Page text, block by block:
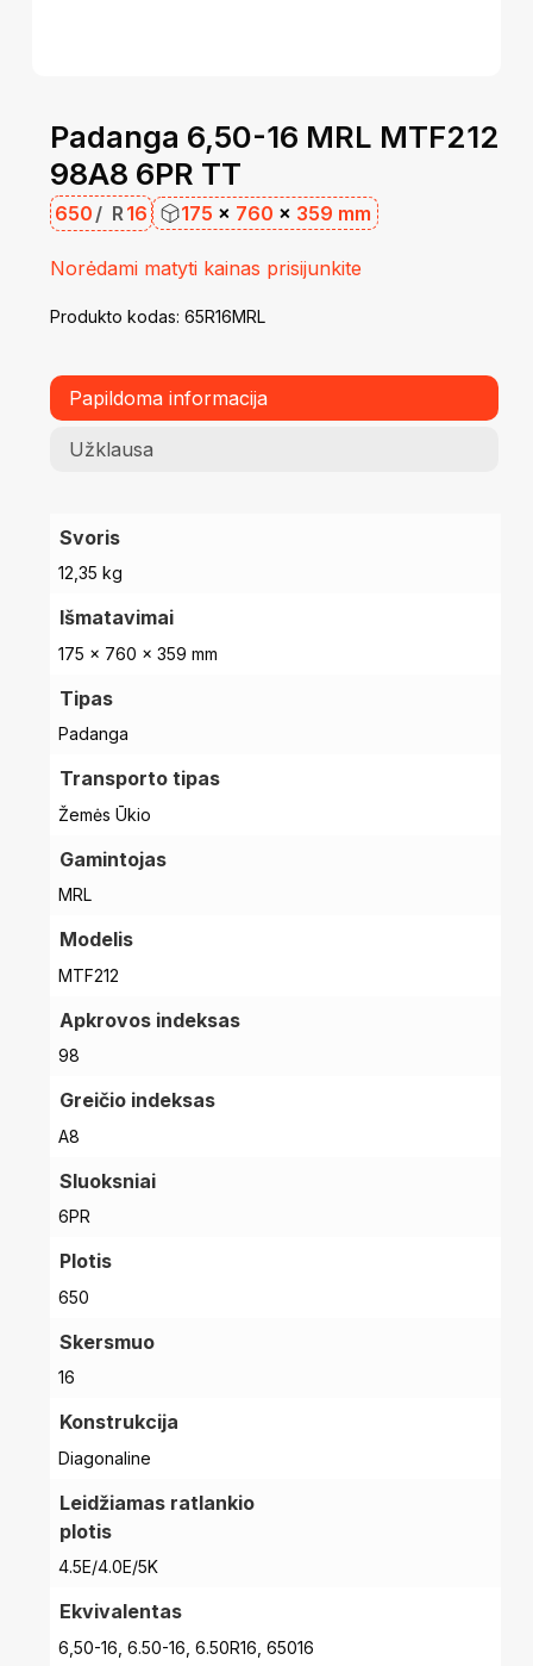
Krepšelyje nėra produktų.
Padanga 6,50-16 MRL MTF212
98A8 6PR TT
650 / R16 175 × 760 × 359 mm
Norėdami matyti kainas prisijunkite
Produkto kodas: 65R16MRL
Papildoma informacija
Užklausa
Svoris
12,35 kg
Išmatavimai
175 × 760 × 359 mm
Tipas
Padanga
Transporto tipas
Žemės Ūkio
Gamintojas
MRL
Modelis
MTF212
Apkrovos indeksas
98
Greičio indeksas
A8
Sluoksniai
6PR
Plotis
650
Skersmuo
16
Konstrukcija
Diagonaline
Leidžiamas ratlankio
plotis
4.5E/4.0E/5K
Ekvivalentas
6,50-16, 6.50-16, 6.50R16, 65016